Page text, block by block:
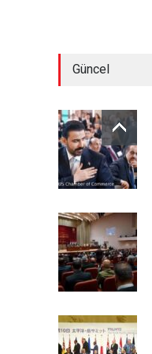
Güncel